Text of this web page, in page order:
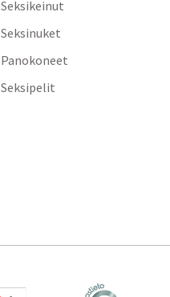
Seksikeinut
Seksinuket
Panokoneet
Seksipelit